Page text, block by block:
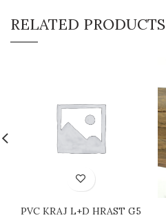
RELATED PRODUCTS
PVC KRAJ L+D HRAST G5